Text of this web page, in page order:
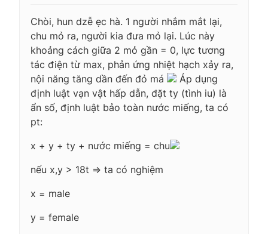
Chòi, hun dzễ ẹc hà. 1 người nhắm mắt lại,
chu mỏ ra, người kia đưa mỏ lại. Lúc này
khoảng cách giữa 2 mỏ gần = 0, lực tương
tác điện từ max, phản ứng nhiệt hạch xảy ra,
nội năng tăng dần đến đỏ má
Áp dụng
định luật vạn vật hấp dẫn, đặt ty (tình iu) là
ẩn số, định luật bảo toàn nước miếng, ta có
pt:
x + y + ty + nước miếng = chu
nếu x,y > 18t => ta có nghiệm
x = male
y = female